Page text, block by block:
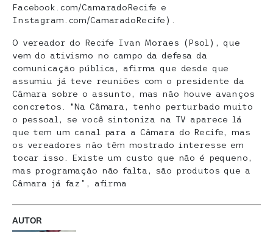
Facebook.com/CamaradoRecife e
Instagram.com/CamaradoRecife).
O vereador do Recife Ivan Moraes (Psol), que
vem do ativismo no campo da defesa da
comunicação pública, afirma que desde que
assumiu já teve reuniões com o presidente da
Câmara sobre o assunto, mas não houve avanços
concretos. “Na Câmara, tenho perturbado muito
o pessoal, se você sintoniza na TV aparece lá
que tem um canal para a Câmara do Recife, mas
os vereadores não têm mostrado interesse em
tocar isso. Existe um custo que não é pequeno,
mas programação não falta, são produtos que a
Câmara já faz”, afirma
AUTOR